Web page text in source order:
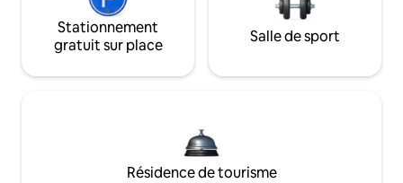
Stationnement
gratuit sur place
Salle de sport
Résidence de tourisme